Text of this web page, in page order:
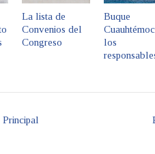
La lista de
Convenios del
Congreso
Buque
los
Principal